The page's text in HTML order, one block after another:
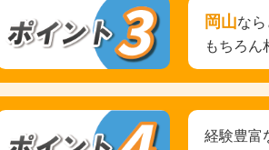
岡山な
もちろん
経験豊富